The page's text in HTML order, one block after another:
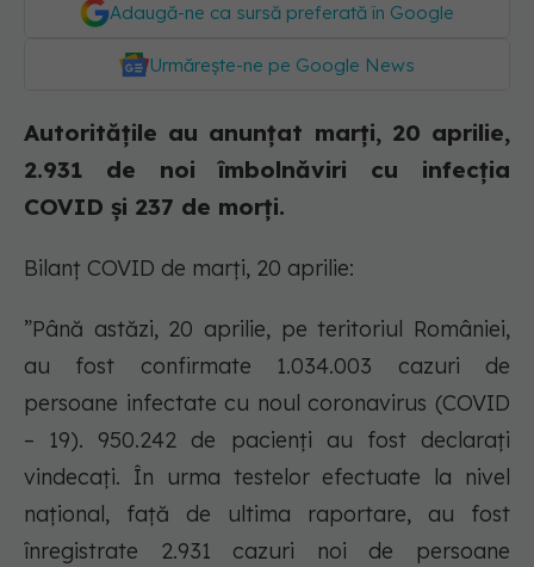
Adaugă-ne ca sursă preferată în Google
Urmărește-ne pe Google News
Autoritățile au anunțat marți, 20 aprilie,
2.931 de noi îmbolnăviri cu infecția
COVID și 237 de morți.
Bilanț COVID de marți, 20 aprilie:
”Până astăzi, 20 aprilie, pe teritoriul României,
au fost confirmate 1.034.003 cazuri de
persoane infectate cu noul coronavirus (COVID
– 19). 950.242 de pacienți au fost declarați
vindecați. În urma testelor efectuate la nivel
național, față de ultima raportare, au fost
înregistrate 2.931 cazuri noi de persoane